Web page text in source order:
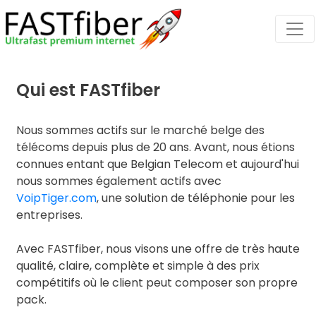
to
content
Qui est FASTfiber
Nous sommes actifs sur le marché belge des
télécoms depuis plus de 20 ans. Avant, nous étions
connues entant que Belgian Telecom et aujourd'hui
nous sommes également actifs avec
VoipTiger.com, une solution de téléphonie pour les
entreprises.
Avec FASTfiber, nous visons une offre de très haute
qualité, claire, complète et simple à des prix
compétitifs où le client peut composer son propre
pack.